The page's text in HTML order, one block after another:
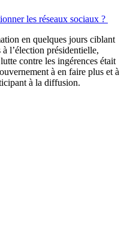
les réseaux sociaux ?
en quelques jours ciblant
l’élection présidentielle,
contre les ingérences était
à en faire plus et à
à la diffusion.